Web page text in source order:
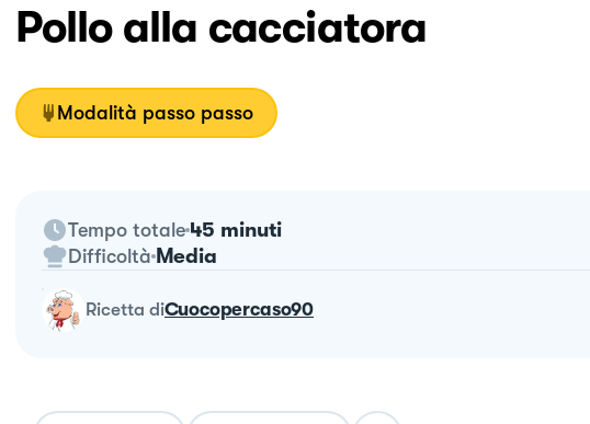
Pollo alla cacciatora
Modalità passo passo
Tempo totale 45 minuti
Difficoltà Media
ricetta diCuocopercaso90